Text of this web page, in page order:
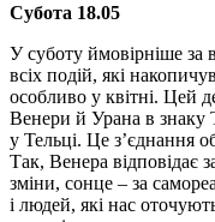
Субота 18.05
У суботу ймовірніше за
всіх подій, які
особливо у квітні. Цей
Венери й Урана в знаку
у Тельці. Це з’єднання
Так, Венера відповідає
зміни, сонце – за
і людей, які нас